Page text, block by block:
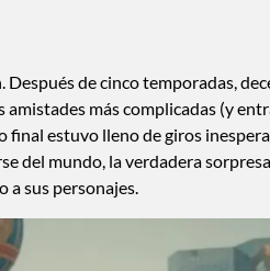
Después de cinco temporadas,
más complicadas (y
final estuvo lleno de giros
del mundo, la verdadera
sus personajes.